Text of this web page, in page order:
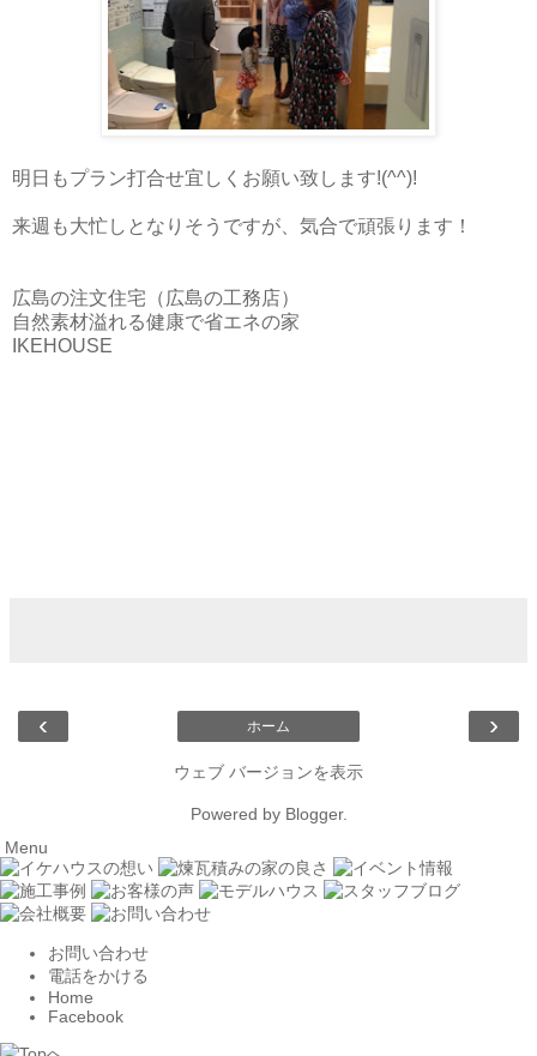
明日もプラン打合せ宜しくお願い致します!(^^)!
来週も大忙しとなりそうですが、気合で頑張ります！
広島の注文住宅（広島の工務店）
自然素材溢れる健康で省エネの家
IKEHOUSE
‹ ›
ホーム
ウェブ バージョンを表示
Powered by Blogger.
Menu
お問い合わせ
電話をかける
Home
Facebook